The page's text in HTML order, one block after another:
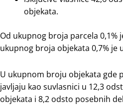
objekata.
Od ukupnog broja parcela 0,1%
ukupnog broja objekata 0,7% je
U ukupnom broju objekata gde
javljaju kao suvlasnici u 12,3
objekata i 8,2 odsto posebnih